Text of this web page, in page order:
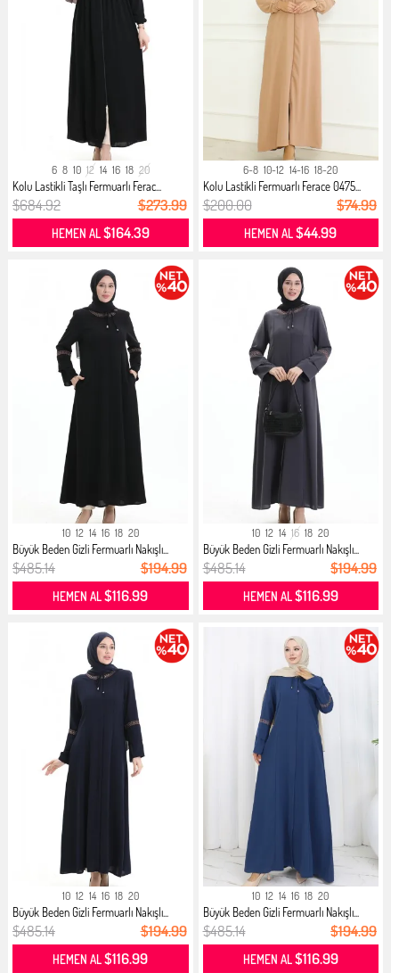
6 8 10 12 14 16 18 20
Kolu Lastikli Taşlı Fermuarlı Ferac...
$684.92 $273.99
HEMEN AL$164.39
6-8 10-12 14-16 18-20
Kolu Lastikli Fermuarlı Ferace 0475...
$200.00 $74.99
HEMEN AL$44.99
10 12 14 16 18 20
Büyük Beden Gizli Fermuarlı Nakışlı...
$485.14 $194.99
HEMEN AL$116.99
10 12 14 16 18 20
Büyük Beden Gizli Fermuarlı Nakışlı...
$485.14 $194.99
HEMEN AL$116.99
10 12 14 16 18 20
Büyük Beden Gizli Fermuarlı Nakışlı...
$485.14 $194.99
HEMEN AL$116.99
10 12 14 16 18 20
Büyük Beden Gizli Fermuarlı Nakışlı...
$485.14 $194.99
HEMEN AL$116.99